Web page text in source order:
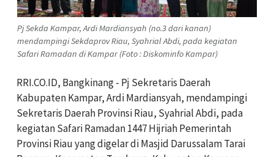
Pj Sekda Kampar, Ardi Mardiansyah (no.3 dari kanan)
mendampingi Sekdaprov Riau, Syahrial Abdi, pada kegiatan
Safari Ramadan di Kampar (Foto : Diskominfo Kampar)
RRI.CO.ID, Bangkinang - Pj Sekretaris Daerah
Kabupaten Kampar, Ardi Mardiansyah, mendampingi
Sekretaris Daerah Provinsi Riau, Syahrial Abdi, pada
kegiatan Safari Ramadan 1447 Hijriah Pemerintah
Provinsi Riau yang digelar di Masjid Darussalam Tarai